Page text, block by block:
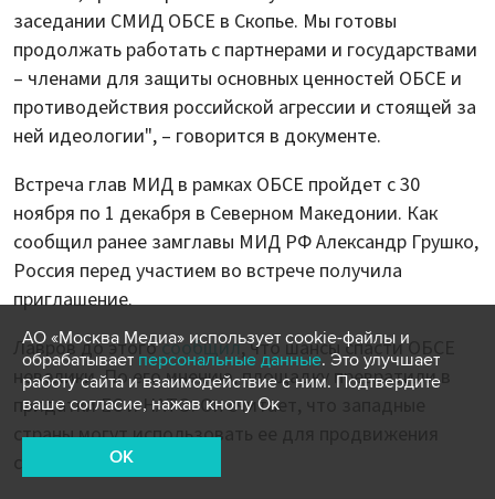
заседании СМИД ОБСЕ в Скопье. Мы готовы
продолжать работать с партнерами и государствами
– членами для защиты основных ценностей ОБСЕ и
противодействия российской агрессии и стоящей за
ней идеологии", – говорится в документе.
Встреча глав МИД в рамках ОБСЕ пройдет с 30
ноября по 1 декабря в Северном Македонии. Как
сообщил ранее замглавы МИД РФ Александр Грушко,
Россия перед участием во встрече получила
приглашение.
Лавров до этогосообщил, что шансы спасти ОБСЕ
невелики. По его мнению, площадку превратили в
придатки ЕС и НАТО. Он считает, что западные
страны могут использовать ее для продвижения
своей политики.
АО «Москва Медиа» использует cookie-файлы и
обрабатывает персональные данные. Это улучшает
работу сайта и взаимодействие с ним. Подтвердите
ваше согласие, нажав кнопу Ок
OK